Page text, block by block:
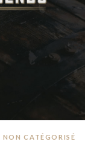
NON CATÉGORISÉ